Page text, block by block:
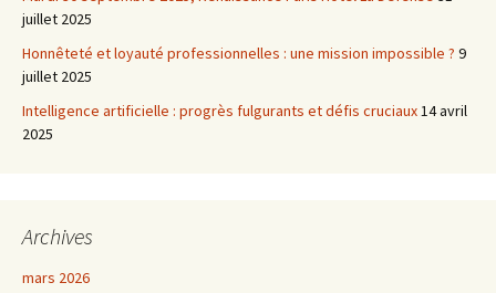
juillet 2025
Honnêteté et loyauté professionnelles : une mission impossible ? 9
juillet 2025
Intelligence artificielle : progrès fulgurants et défis cruciaux14 avril
2025
Archives
mars 2026